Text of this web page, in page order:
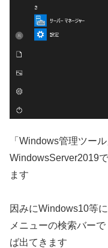
「Windows管理ツー
WindowsServer2019
ます
因みにWindows10等
メニューの検索バー
ば出てきます